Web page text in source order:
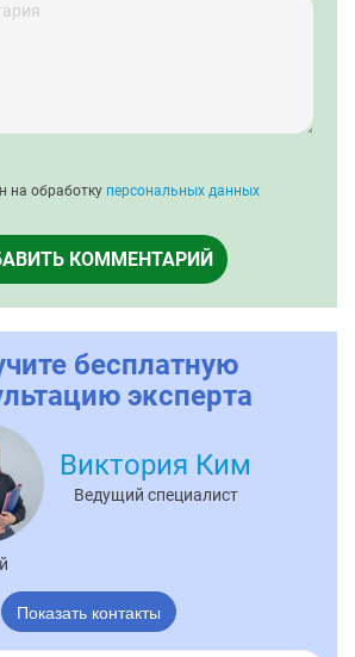
на обработку персональных данных
КОММЕНТАРИЙ
бесплатную
эксперта
Виктория Ким
Ведущий специалист
Показать контакты